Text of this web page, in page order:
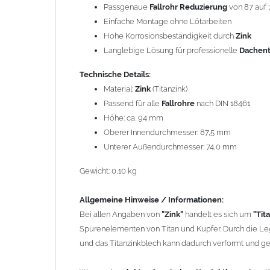
Bauteilen zusammen verbaut werden. Diese Metalle
Regenwasser von Kupfer auf sie fließt. Lösung:
den Wasserfluss so lenken, dass er nur von Zink,
Richtige Kombinationen ->Zink, Aluminium und
elektrochemischen Spannungsreihe nahe
da keine erhebliche Kontaktkorrosion auftritt.
Einbauhinweis bei alten
heutige lasergeschweißte Rohre. Maßabweichungen
und Aufweiten sind manchmal nötig, oder es muss
lasergeschweißtes Fallrohr ersetzt werden.
Passgenaue Fallrohr Reduzierung von 87 auf
Einfache Montage ohne Lötarbeiten
Hohe Korrosionsbeständigkeit durch Zink
Langlebige Lösung für professionelle
Technische Details:
Material: Zink (Titanzink)
Passend für alle Fallrohre nach DIN 18461
Höhe: ca. 94 mm
Oberer Innendurchmesser: 87,5 mm
Unterer Außendurchmesser: 74,0 mm
Gewicht: 0,10 kg
Allgemeine Hinweise / Informationen:
Bei allen Angaben von "Zink" handelt es sich um
Spurenelementen von Titan und Kupfer. Durch die
und das Titanzinkblech kann dadurch verformt und